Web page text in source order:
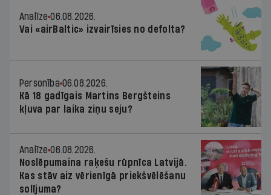
Analīze 06.08.2026.
Vai «airBaltic» izvairīsies no defolta?
Personība 06.08.2026.
Kā 18 gadīgais Martins Bergšteins
kļuva par laika ziņu seju?
Analīze 06.08.2026.
Noslēpumaina raķešu rūpnīca Latvijā.
Kas stāv aiz vērienīgā priekšvēlēšanu
solījuma?